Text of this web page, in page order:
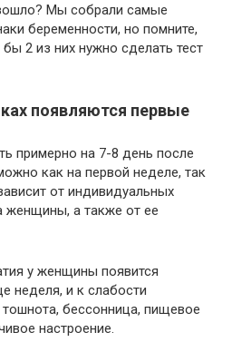
Мы собрали самые
беременности, но помните,
2 из них нужно сделать тест
появляются первые
примерно на 7-8 день после
как на первой неделе, так
от индивидуальных
женщины, а также от ее
у женщины появится
неделя, и к слабости
тошнота, бессонница, пищевое
настроение.